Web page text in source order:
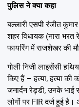
पुलिस ने क्या कहा
बल्लारी एसपी रंजीत
शहर विधायक (नारा
फायरिंग में राजशेखर की
गोली निजी लाइसेंसी
किए हैं – हत्या, हत्या
जनार्दन रेड्डी, उनके भाई
लोगों पर FIR दर्ज हुई है।